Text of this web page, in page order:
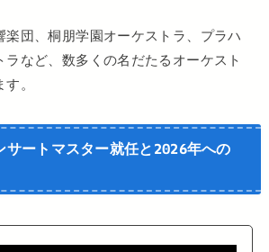
楽団、桐朋学園オーケストラ、プラハ
ラなど、数多くの名だたるオーケスト
。
サートマスター就任と2026年への